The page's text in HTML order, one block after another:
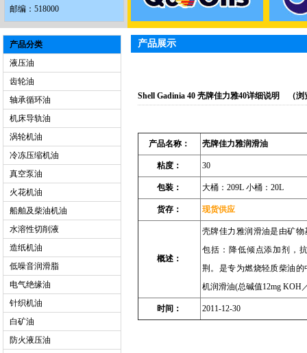
邮编：518000
产品分类
液压油
齿轮油
轴承循环油
机床导轨油
涡轮机油
冷冻压缩机油
真空泵油
火花机油
船舶及柴油机油
水溶性切削液
造纸机油
低噪音润滑脂
电气绝缘油
针织机油
白矿油
防火液压油
产品展示
Shell Gadinia 40 壳牌佳力雅40详细说明 （浏
产品名称： 壳牌佳力雅润滑油
粘度： 30
包装： 大桶：209L 小桶：20L
货存： 现货供应
概述：
壳牌佳力雅润滑油是由矿
包括：降低倾点添加剂，
荆。是专为燃烧轻质柴油
机润滑油(总碱值12mg KOH
时间： 2011-12-30